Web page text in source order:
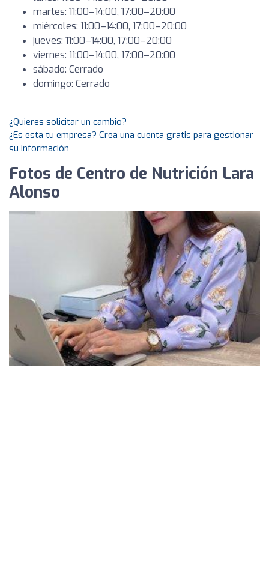
martes: 11:00–14:00, 17:00–20:00
miércoles: 11:00–14:00, 17:00–20:00
jueves: 11:00–14:00, 17:00–20:00
viernes: 11:00–14:00, 17:00–20:00
sábado: Cerrado
domingo: Cerrado
¿Quieres solicitar un cambio?
¿Es esta tu empresa? Crea una cuenta gratis para gestionar
su información
Fotos de Centro de Nutrición Lara
Alonso